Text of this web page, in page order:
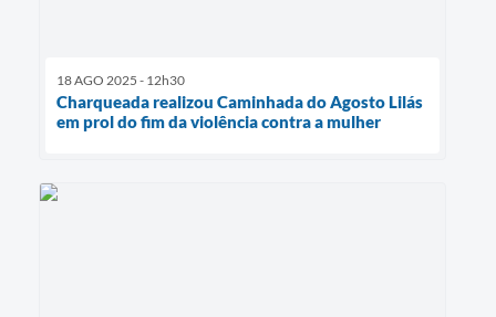
18 AGO 2025 - 12h30
Charqueada realizou Caminhada do Agosto Lilás
em prol do fim da violência contra a mulher